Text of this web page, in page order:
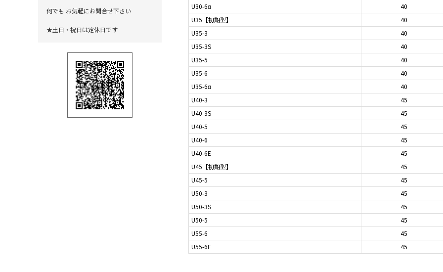
U30-6α
40
U35【初期型】
40
U35-3
40
U35-3S
40
U35-5
40
U35-6
40
U35-6α
40
U40-3
45
U40-3S
45
U40-5
45
U40-6
45
U40-6E
45
U45【初期型】
45
U45-5
45
U50-3
45
U50-3S
45
U50-5
45
U55-6
45
U55-6E
45
何でも お気軽にお問合せ下さい
★土日・祝日は定休日です